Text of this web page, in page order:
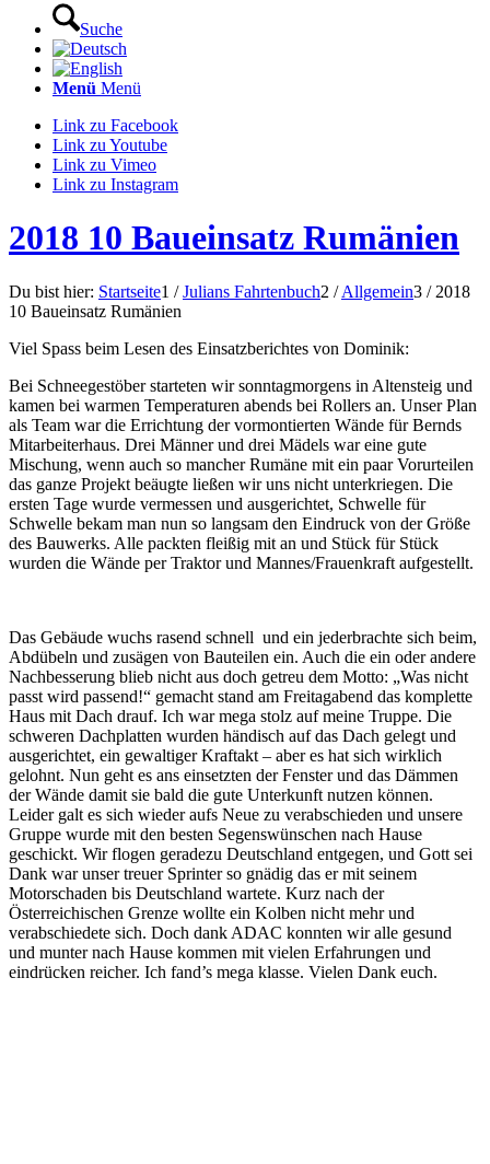
Suche
Menü Menü
Link zu Facebook
Link zu Youtube
Link zu Vimeo
Link zu Instagram
2018 10 Baueinsatz Rumänien
Du bist hier: Startseite1 / Julians Fahrtenbuch2 / Allgemein3 / 2018
10 Baueinsatz Rumänien
Viel Spass beim Lesen des Einsatzberichtes von Dominik:
Bei Schneegestöber starteten wir sonntagmorgens in Altensteig und
kamen bei warmen Temperaturen abends bei Rollers an. Unser Plan
als Team war die Errichtung der vormontierten Wände für Bernds
Mitarbeiterhaus. Drei Männer und drei Mädels war eine gute
Mischung, wenn auch so mancher Rumäne mit ein paar Vorurteilen
das ganze Projekt beäugte ließen wir uns nicht unterkriegen. Die
ersten Tage wurde vermessen und ausgerichtet, Schwelle für
Schwelle bekam man nun so langsam den Eindruck von der Größe
des Bauwerks. Alle packten fleißig mit an und Stück für Stück
wurden die Wände per Traktor und Mannes/Frauenkraft aufgestellt.
Das Gebäude wuchs rasend schnell und ein jederbrachte sich beim,
Abdübeln und zusägen von Bauteilen ein. Auch die ein oder andere
Nachbesserung blieb nicht aus doch getreu dem Motto: „Was nicht
passt wird passend!“ gemacht stand am Freitagabend das komplette
Haus mit Dach drauf. Ich war mega stolz auf meine Truppe. Die
schweren Dachplatten wurden händisch auf das Dach gelegt und
ausgerichtet, ein gewaltiger Kraftakt – aber es hat sich wirklich
gelohnt. Nun geht es ans einsetzten der Fenster und das Dämmen
der Wände damit sie bald die gute Unterkunft nutzen können.
Leider galt es sich wieder aufs Neue zu verabschieden und unsere
Gruppe wurde mit den besten Segenswünschen nach Hause
geschickt. Wir flogen geradezu Deutschland entgegen, und Gott sei
Dank war unser treuer Sprinter so gnädig das er mit seinem
Motorschaden bis Deutschland wartete. Kurz nach der
Österreichischen Grenze wollte ein Kolben nicht mehr und
verabschiedete sich. Doch dank ADAC konnten wir alle gesund
und munter nach Hause kommen mit vielen Erfahrungen und
eindrücken reicher. Ich fand’s mega klasse. Vielen Dank euch.